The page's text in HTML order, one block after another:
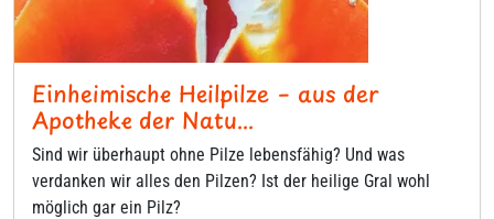
Einheimische Heilpilze – aus der
Apotheke der Natu...
Sind wir überhaupt ohne Pilze lebensfähig? Und was
verdanken wir alles den Pilzen? Ist der heilige Gral wohl
möglich gar ein Pilz?